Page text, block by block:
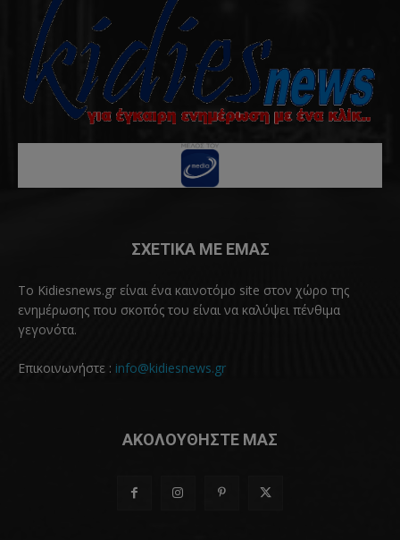
ΣΧΕΤΙΚΑ ΜΕ ΕΜΑΣ
Το Kidiesnews.gr είναι ένα καινοτόμο site στον χώρο της
ενημέρωσης που σκοπός του είναι να καλύψει πένθιμα
γεγονότα.
Επικοινωνήστε : info@kidiesnews.gr
ΑΚΟΛΟΥΘΗΣΤΕ ΜΑΣ